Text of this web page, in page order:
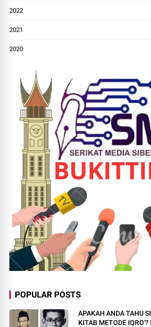
2022
2021
2020
POPULAR POSTS
APAKAH ANDA TAHU
KITAB METODE